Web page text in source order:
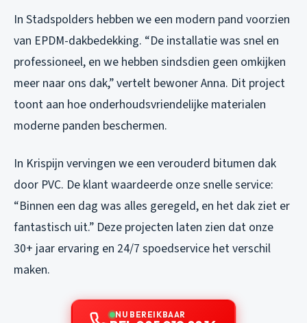
In Stadspolders hebben we een modern pand voorzien
van EPDM-dakbedekking. “De installatie was snel en
professioneel, en we hebben sindsdien geen omkijken
meer naar ons dak,” vertelt bewoner Anna. Dit project
toont aan hoe onderhoudsvriendelijke materialen
moderne panden beschermen.
In Krispijn vervingen we een verouderd bitumen dak
door PVC. De klant waardeerde onze snelle service:
“Binnen een dag was alles geregeld, en het dak ziet er
fantastisch uit.” Deze projecten laten zien dat onze
30+ jaar ervaring en 24/7 spoedservice het verschil
maken.
NU BEREIKBAAR